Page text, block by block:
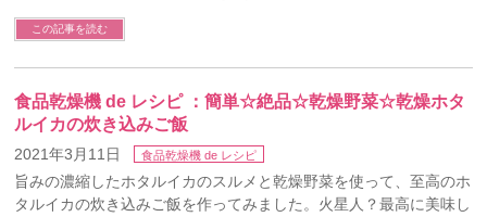
この記事を読む
食品乾燥機 de レシピ ：簡単☆絶品☆乾燥野菜☆乾燥ホタ
ルイカの炊き込みご飯
2021年3月11日 食品乾燥機 de レシピ
旨みの濃縮したホタルイカのスルメと乾燥野菜を使って、至高のホ
タルイカの炊き込みご飯を作ってみました。火星人？最高に美味し